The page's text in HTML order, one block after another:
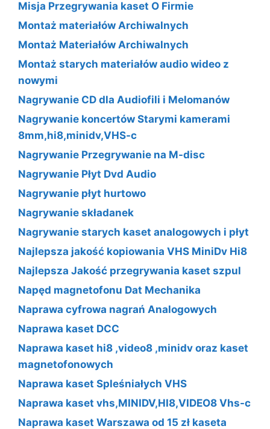
Misja Przegrywania kaset O Firmie
Montaż materiałów Archiwalnych
Montaż Materiałów Archiwalnych
Montaż starych materiałów audio wideo z
nowymi
Nagrywanie CD dla Audiofili i Melomanów
Nagrywanie koncertów Starymi kamerami
8mm,hi8,minidv,VHS-c
Nagrywanie Przegrywanie na M-disc
Nagrywanie Płyt Dvd Audio
Nagrywanie płyt hurtowo
Nagrywanie składanek
Nagrywanie starych kaset analogowych i płyt
Najlepsza jakość kopiowania VHS MiniDv Hi8
Najlepsza Jakość przegrywania kaset szpul
Napęd magnetofonu Dat Mechanika
Naprawa cyfrowa nagrań Analogowych
Naprawa kaset DCC
Naprawa kaset hi8 ,video8 ,minidv oraz kaset
magnetofonowych
Naprawa kaset Spleśniałych VHS
Naprawa kaset vhs,MINIDV,HI8,VIDEO8 Vhs-c
Naprawa kaset Warszawa od 15 zł kaseta